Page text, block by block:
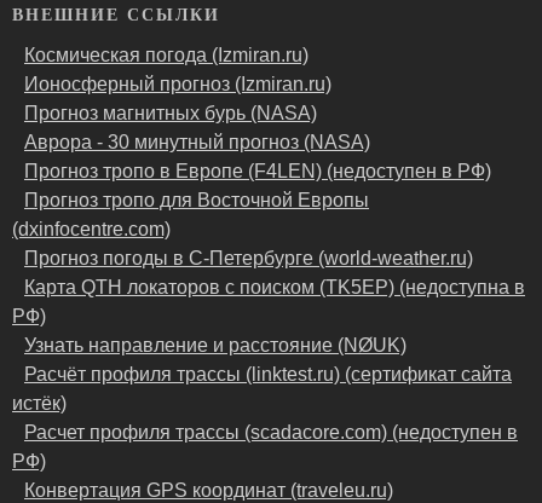
ВНЕШНИЕ ССЫЛКИ
Космическая погода (Izmiran.ru)
Ионосферный прогноз (Izmiran.ru)
Прогноз магнитных бурь (NASA)
Аврора - 30 минутный прогноз (NASA)
Прогноз тропо в Европе (F4LEN) (недоступен в РФ)
Прогноз тропо для Восточной Европы
(dxinfocentre.com)
Прогноз погоды в С-Петербурге (world-weather.ru)
Карта QTH локаторов с поиском (TK5EP) (недоступна в
РФ)
Узнать направление и расстояние (NØUK)
Расчёт профиля трассы (linktest.ru) (сертификат сайта
истёк)
Расчет профиля трассы (scadacore.com) (недоступен в
РФ)
Конвертация GPS координат (traveleu.ru)